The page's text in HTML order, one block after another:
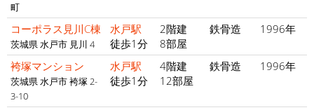
町
コーポラス見川C棟
茨城県 水戸市 見川 4
水戸駅
徒歩1分
2階建
8部屋
鉄骨造 1996年
袴塚マンション
茨城県 水戸市 袴塚 2-
3-10
水戸駅
徒歩1分
4階建
12部屋
鉄骨造 1996年